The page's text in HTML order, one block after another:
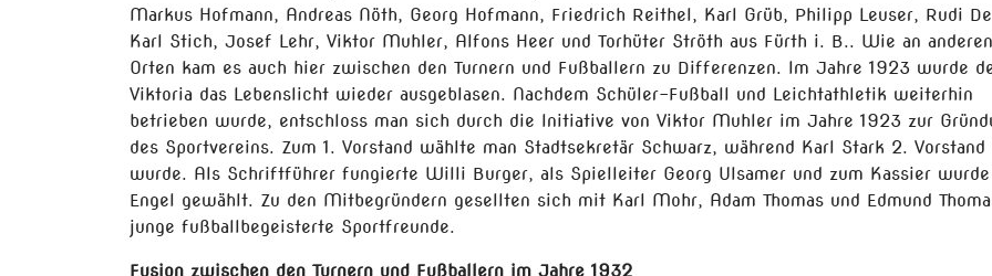
Markus Hofmann, Andreas Nöth, Georg Hofmann, Friedrich Reithel, Karl Grüb, Philipp Leuser, Rudi
Karl Stich, Josef Lehr, Viktor Muhler, Alfons Heer und Torhüter Ströth aus Fürth i. B.. Wie an anderen
Orten kam es auch hier zwischen den Turnern und Fußballern zu Differenzen. Im Jahre 1923 wurde
Viktoria das Lebenslicht wieder ausgeblasen. Nachdem Schüler-Fußball und Leichtathletik weiterhin
betrieben wurde, entschloss man sich durch die Initiative von Viktor Muhler im Jahre 1923 zur
des Sportvereins. Zum 1. Vorstand wählte man Stadtsekretär Schwarz, während Karl Stark 2. Vorstand
wurde. Als Schriftführer fungierte Willi Burger, als Spielleiter Georg Ulsamer und zum Kassier wurde
Engel gewählt. Zu den Mitbegründern gesellten sich mit Karl Mohr, Adam Thomas und Edmund
junge fußballbegeisterte Sportfreunde.
Fusion zwischen den Turnern und Fußballern im Jahre 1932